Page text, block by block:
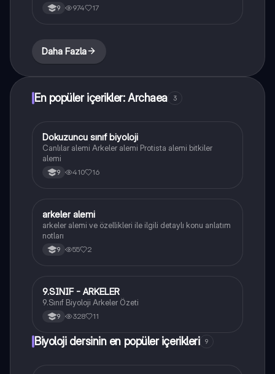
9 974 17
Daha Fazla
En popüler içerikler: Archaea 3
Biyoloji
Dokuzuncu sınıf biyoloji
Canlılar alemi Arkeler alemi Protista alemi bitkiler
alemi
9 410 16
Biyoloji
arkeler alemi
arkeler alemi ve özellikleri ile ilgili detaylı konu anlatım
notları
9 55 2
Biyoloji
9.SINIF - ARKELER
9.Sınıf Biyoloji Arkeler Özeti
9 328 11
Biyoloji dersinin en popüler içerikleri 9